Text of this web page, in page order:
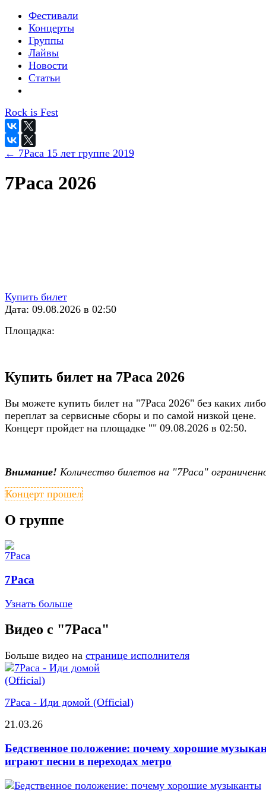
Фестивали
Концерты
Группы
Лайвы
Новости
Статьи
Rock is Fest
← 7Раса 15 лет группе 2019
7Раса 2026
Купить билет
Дата: 09.08.2026 в 02:50
Площадка:
Купить билет на 7Раса 2026
Вы можете купить билет на "7Раса 2026" без каких либо
переплат за сервисные сборы и по самой низкой цене.
Концерт пройдет на площадке "" 09.08.2026 в 02:50.
Внимание! Количество билетов на "7Раса"
Концерт прошел
О группе
7Раса
Узнать больше
Видео с "7Раса"
Больше видео на странице исполнителя
7Раса - Иди домой (Official)
21.03.26
Бедственное положение: почему хорошие
играют песни в переходах метро